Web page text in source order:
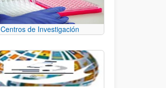
Centros de Investigación